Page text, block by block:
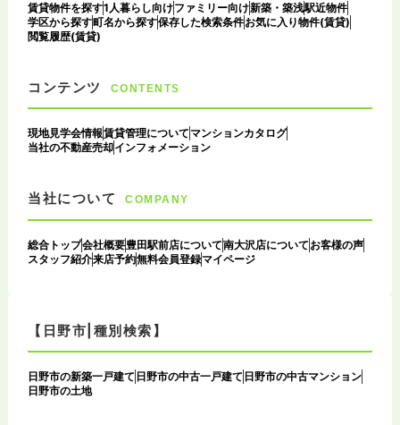
賃貸物件を探す1人暮らし向けファミリー向け新築・築浅駅近物件
学区から探す町名から探す保存した検索条件お気に入り物件(賃貸)
閲覧履歴(賃貸)
コンテンツ CONTENTS
現地見学会情報賃貸管理について マンションカタログ
当社の不動産売却インフォメーション
当社について COMPANY
総合トップ会社概要豊田駅前店について南大沢店について お客様の声
スタッフ紹介来店予約無料会員登録マイページ
【日野市|種別検索】
日野市の新築一戸建て 日野市の中古一戸建て 日野市の中古マンション
日野市の土地